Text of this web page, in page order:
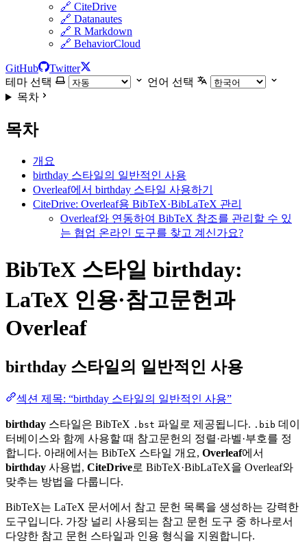
🔗 CiteDrive
🔗 Datanautes
🔗 R Markdown
🔗 BehaviorCloud
GitHub
Twitter
테마 선택
언어 선택
목차
목차
개요
birthday 스타일의 일반적인 사용
Overleaf에서 birthday 스타일 사용하기
CiteDrive: Overleaf용 BibTeX·BibLaTeX 관리
Overleaf와 연동하여 BibTeX 참조를 관리할 수 있
는 협업 온라인 도구를 찾고 계신가요?
BibTeX 스타일 birthday:
LaTeX 인용·참고문헌과
Overleaf
birthday 스타일의 일반적인 사용
섹션 제목: “birthday 스타일의 일반적인 사용”
birthday 스타일은 BibTeX .bst 파일로 제공됩니다. .bib 데이
터베이스와 함께 사용할 때 참고문헌의 정렬·라벨·부호를 정
합니다. 아래에서는 BibTeX 스타일 개요, Overleaf에서
birthday 사용법, CiteDrive로 BibTeX·BibLaTeX을 Overleaf와
맞추는 방법을 다룹니다.
BibTeX는 LaTeX 문서에서 참고 문헌 목록을 생성하는 강력한
도구입니다. 가장 널리 사용되는 참고 문헌 도구 중 하나로서
다양한 참고 문헌 스타일과 인용 형식을 지원합니다.